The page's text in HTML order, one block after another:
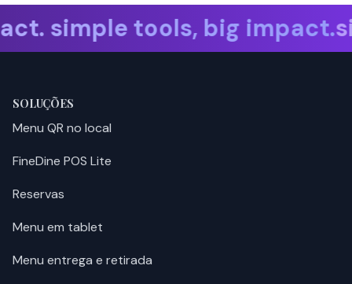
tools, big impact.simple
SOLUÇÕES
Menu QR no local
FineDine POS Lite
Reservas
Menu em tablet
Menu entrega e retirada